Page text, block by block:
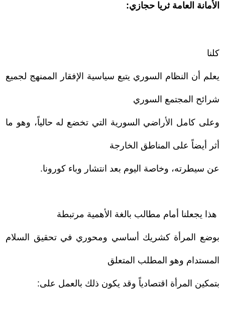
الأمانة العامة ثريا حجازي:
كلنا
يعلم أن النظام السوري يتبع سياسية الإفقار الممنهج لجميع
شرائح المجتمع السوري
وعلى كامل الأراضي السورية التي تخضع له حالياً، وهو ما
أثر أيضاً على المناطق الخارجة
عن سيطرته، وخاصة اليوم بعد انتشار وباء كورونا.
هذا يجعلنا أمام مطالب بالغة الأهمية مرتبطة
بوضع المرأة كشريك أساسي ومحوري في تحقيق السلام
المستدام وهو المطلب المتعلق
بتمكين المرأة اقتصادياً وقد يكون ذلك بالعمل على: